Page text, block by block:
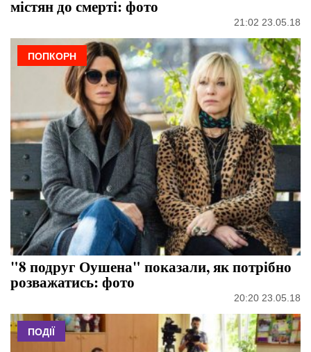
містян до смерті: фото
21:02 23.05.18
ПОПКОРН
"8 подруг Оушена" показали, як потрібно
розважатись: фото
20:20 23.05.18
ПОДІЇ